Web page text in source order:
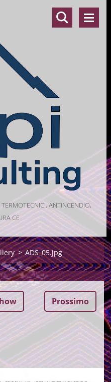
ANTINCENDIO,
CE
> ADS_05.jpg
Prossimo